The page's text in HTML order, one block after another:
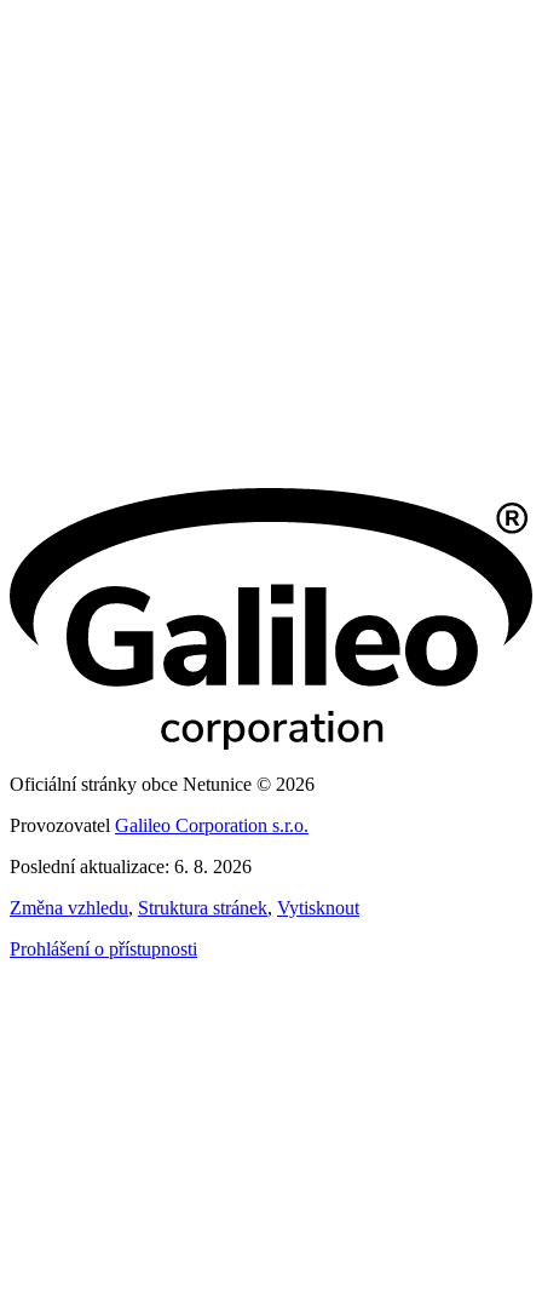
Oficiální stránky obce Netunice © 2026
Provozovatel Galileo Corporation s.r.o.
Poslední aktualizace: 6. 8. 2026
Změna vzhledu, Struktura stránek, Vytisknout
Prohlášení o přístupnosti